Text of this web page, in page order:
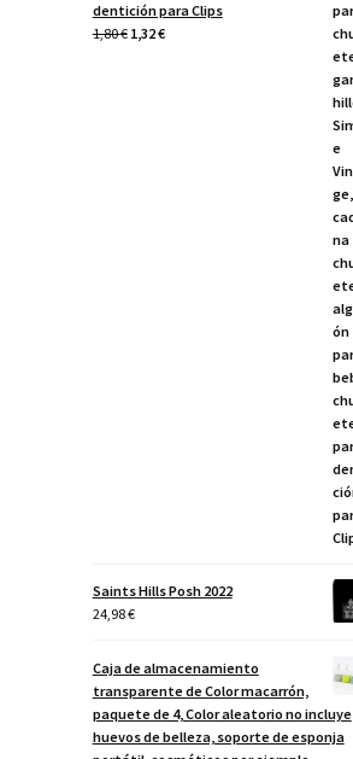
dentición para Clips
1,80€ El1,32€El
Saints Hills Posh 2022
24,98€
Caja de almacenamiento
transparente de Color macarrón,
paquete de 4, Color aleatorio no incluye
huevos de belleza, soporte de esponja